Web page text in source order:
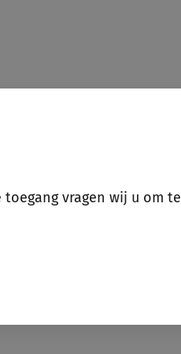
vragen wij u om te